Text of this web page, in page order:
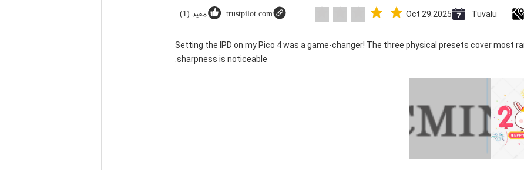
Tuvalu
Oct 29.2025
trustpilot.com مفید (1)
"Setting the IPD on my Pico 4 was a game-changer! The three physical presets cover most
sharpness is noticeable.